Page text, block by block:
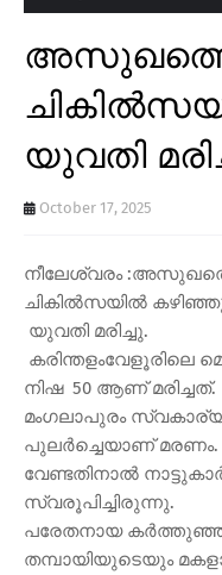
യുവതി
October 17, 2025
നീലേശ്വരം
ചികിൽസയിൽ
യുവതി മരിച്ചു.
കരിന്തളംവേളൂരിലെ
നിഷ 50 ആണ് മരിച്ചത്.
മംഗലാപുരം
പുലർച്ചെയാണ്
വേണ്ടതിനാൽ
സ്വരൂപിച്ചിരുന്നു.
പരേതനായ
തമ്പായിയുടെയും